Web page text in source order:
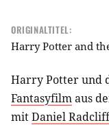
ORIGINALTITEL:
Harry Potter and
Harry Potter und
Fantasyfilmaus
mitDaniel